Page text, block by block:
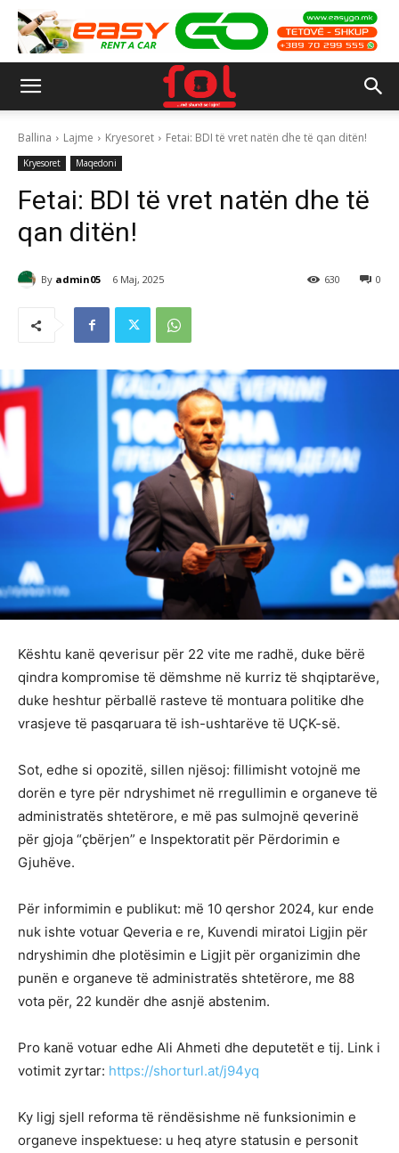
Ballina Lajme Kryesoret Fetai: BDI të vret natën dhe të qan ditën!
Kryesoret Maqedoni
Fetai: BDI të vret natën dhe të
qan ditën!
By admin05 6 Maj, 2025 0
630
Kështu kanë qeverisur për 22 vite me radhë, duke bërë
qindra kompromise të dëmshme në kurriz të shqiptarëve,
duke heshtur përballë rasteve të montuara politike dhe
vrasjeve të pasqaruara të ish-ushtarëve të UÇK-së.
Sot, edhe si opozitë, sillen njësoj: fillimisht votojnë me
dorën e tyre për ndryshimet në rregullimin e organeve të
administratës shtetërore, e më pas sulmojnë qeverinë
për gjoja “çbërjen” e Inspektoratit për Përdorimin e
Gjuhëve.
Për informimin e publikut: më 10 qershor 2024, kur ende
nuk ishte votuar Qeveria e re, Kuvendi miratoi Ligjin për
ndryshimin dhe plotësimin e Ligjit për organizimin dhe
punën e organeve të administratës shtetërore, me 88
vota për, 22 kundër dhe asnjë abstenim.
Pro kanë votuar edhe Ali Ahmeti dhe deputetët e tij. Link i
votimit zyrtar: https://shorturl.at/j94yq
Ky ligj sjell reforma të rëndësishme në funksionimin e
organeve inspektuese: u heq atyre statusin e personit